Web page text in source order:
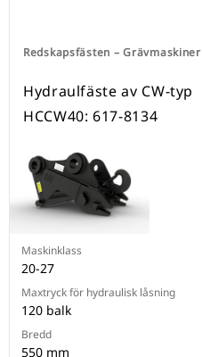
Redskapsfästen – Grävmaskiner
Hydraulfäste av CW-typ
HCCW40: 617-8134
Maskinklass
20-27
Maxtryck för hydraulisk låsning
120 balk
Bredd
550 mm